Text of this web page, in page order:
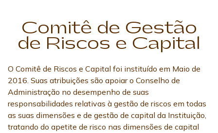
Comitê de Gestão
de Riscos e Capital
O Comitê de Riscos e Capital foi instituído em Maio de
2016. Suas atribuições são apoiar o Conselho de
Administração no desempenho de suas
responsabilidades relativas à gestão de riscos em todas
as suas dimensões e de gestão de capital da Instituição,
tratando do apetite de risco nas dimensões de capital